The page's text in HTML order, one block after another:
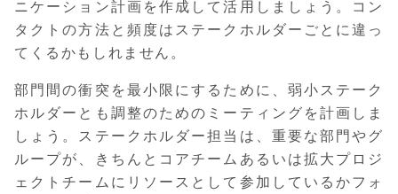
ニケーション計画を作成して活用しましょう。コン
タクトの方法と頻度はステークホルダーごとに違っ
てくるかもしれません。
部門間の衝突を最小限にするために、弱小ステーク
ホルダーとも調整のためのミーティングを計画しま
しょう。ステークホルダー担当は、重要な部門やグ
ループが、きちんとコアチームあるいは拡大プロジ
ェクトチームにリソースとして参加しているかフォ